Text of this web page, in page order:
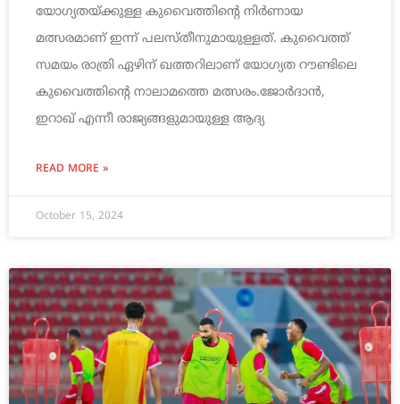
യോഗ്യതയ്ക്കുള്ള കുവൈത്തിന്റെ നിര്‍ണായ
മത്സരമാണ് ഇന്ന് പലസ്തീനുമായുള്ളത്. കുവൈത്ത്‌
സമയം രാത്രി ഏഴിന് ഖത്തറിലാണ് യോഗ്യത റൗണ്ടിലെ
കുവൈത്തിന്റെ നാലാമത്തെ മത്സരം.ജോര്‍ദാന്‍,
ഇറാഖ് എന്നീ രാജ്യങ്ങളുമായുള്ള ആദ്യ
READ MORE »
October 15, 2024